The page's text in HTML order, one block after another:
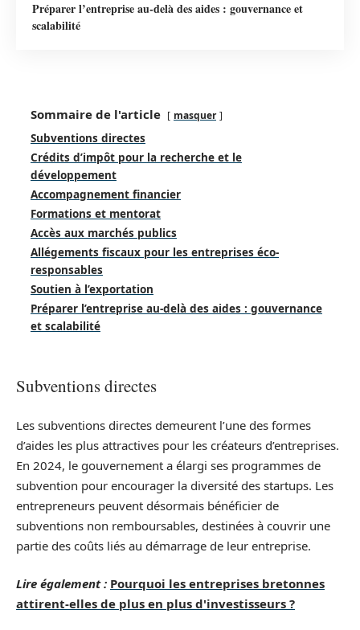
Préparer l’entreprise au-delà des aides : gouvernance et
scalabilité
Sommaire de l'article masquer
Subventions directes
Crédits d’impôt pour la recherche et le
développement
Accompagnement financier
Formations et mentorat
Accès aux marchés publics
Allégements fiscaux pour les entreprises éco-
responsables
Soutien à l’exportation
Préparer l’entreprise au-delà des aides : gouvernance
et scalabilité
Subventions directes
Les subventions directes demeurent l’une des formes
d’aides les plus attractives pour les créateurs d’entreprises.
En 2024, le gouvernement a élargi ses programmes de
subvention pour encourager la diversité des startups. Les
entrepreneurs peuvent désormais bénéficier de
subventions non remboursables, destinées à couvrir une
partie des coûts liés au démarrage de leur entreprise.
Lire également : Pourquoi les entreprises bretonnes
attirent-elles de plus en plus d'investisseurs ?